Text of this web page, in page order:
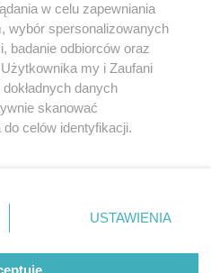
2 / 0
regulamin korzystania z portali
Skontakuj sięz nami
Kontakt
Wydawca
Redakcja
w celu zapewniania
wybór spersonalizowanych
badanie odbiorców oraz
my i Zaufani
danych
skanować
celów identyfikacji.
ustawień prywatności
rogu strony
nie wymagają zgody
sprzeciwić się takiemu
USTAWIENIA